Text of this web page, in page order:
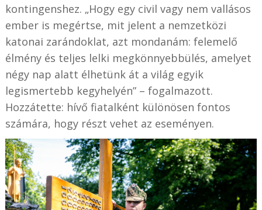
kontingenshez. „Hogy egy civil vagy nem vallásos
ember is megértse, mit jelent a nemzetközi
katonai zarándoklat, azt mondanám: felemelő
élmény és teljes lelki megkönnyebbülés, amelyet
négy nap alatt élhetünk át a világ egyik
legismertebb kegyhelyén” – fogalmazott.
Hozzátette: hívő fiatalként különösen fontos
számára, hogy részt vehet az eseményen.